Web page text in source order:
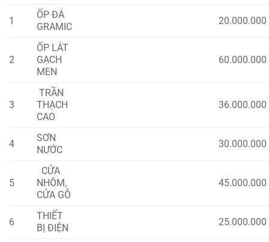
1
ỐP ĐÁ
GRAMIC
20.000.000
2
ỐP LÁT
GẠCH
MEN
60.000.000
3
TRẦN
THẠCH
CAO
36.000.000
4
SƠN
NƯỚC
30.000.000
5
CỬA
NHÔM,
CỬA GỖ
45.000.000
6
THIẾT
BỊ ĐIỆN
25.000.000